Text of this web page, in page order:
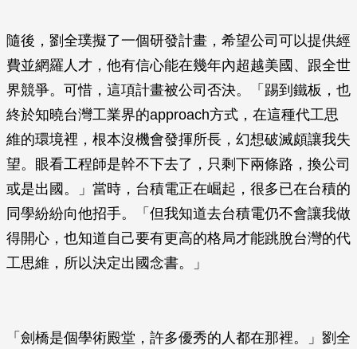
隨後，劉全璞擬了一個研發計畫，希望公司可以提供經
費並網羅人才，他有信心能在幾年內超越美國、跟全世
界競爭。可惜，這項計畫被公司否決。「踢到鐵板，也
終於知曉台灣工業界的approach方式，在這種代工思
維的環境裡，根本沒機會發揮所長，幻想破滅頗讓我失
望。眼看工程師是幹不下去了，只剩下兩條路，換公司
或是出國。」當時，台積電正在崛起，很多已在台積的
同學紛紛向他招手。「但我知道去台積電仍不會讓我做
得開心，也知道自己要有更高的格局才能跳脫台灣的代
工思維，所以決定出國念書。」
「劍橋是個學術殿堂，許多優秀的人都在那裡。」劉全